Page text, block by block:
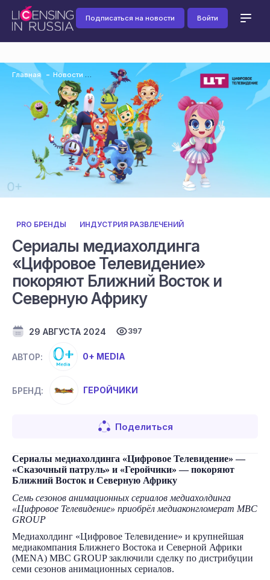
Подписаться на новости Войти
Главная Новости
PRO БРЕНДЫ ИНДУСТРИЯ РАЗВЛЕЧЕНИЙ
Сериалы медиахолдинга
«Цифровое Телевидение»
покоряют Ближний Восток и
Северную Африку
29 АВГУСТА 2024 397
АВТОР: 0+ MEDIA
БРЕНД: ГЕРОЙЧИКИ
Поделиться
Сериалы медиахолдинга «Цифровое Телевидение» —
«Сказочный патруль» и «Геройчики» — покоряют
Ближний Восток и Северную Африку
Семь сезонов анимационных сериалов медиахолдинга
«Цифровое Телевидение» приобрёл медиаконгломерат MBC
GROUP
Медиахолдинг «Цифровое Телевидение» и крупнейшая
медиакомпания Ближнего Востока и Северной Африки
(MENA) MBC GROUP заключили сделку по дистрибуции
семи сезонов анимационных сериалов.